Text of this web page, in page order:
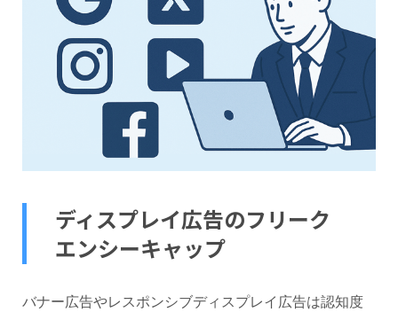
ディスプレイ広告のフリーク
エンシーキャップ
バナー広告やレスポンシブディスプレイ広告は認知度